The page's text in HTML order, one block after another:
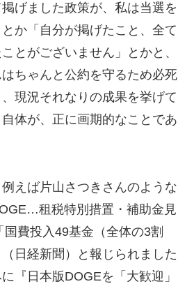
げました政策が、私は当選を
か「自分が掲げたこと、全て
とがございません」とかと、
ちゃんと公約を守るため必死
現況それなりの成果を挙げて
体が、正に画期的なことであ
えば片山さつきさんのような
租税特別措置・補助金見
費投入49基金（全体の3割
日経新聞）と報じられました
『日本版DOGEを「大歓迎」